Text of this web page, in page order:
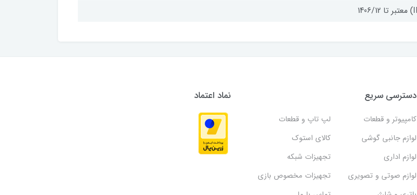
دسترسی سریع
کامپیوتر و قطعات
لپ تاپ و قطعات
لوازم جانبی گوشی
کالای استوک
لوازم اداری
تجهیزات شبکه
لوازم صوتی و تصویری
تجهیزات مخصوص بازی
نماد اعتماد